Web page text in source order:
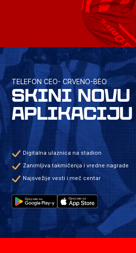
TELEFON CEO- CRVENO-BEO
SKINI NOVU
APLIKACIJU
Digitalna ulaznica na stadion
Zanimljiva takmičenja i vredne nagrade
Najsvežije vesti i meč centar